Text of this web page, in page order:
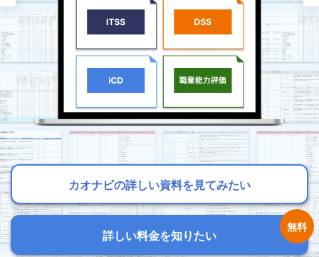
カオナビの詳しい資料を見てみたい
詳しい料金を知りたい
カオナビの詳しい資料を見てみたい
詳しい料金を知りたい
カオナビの詳しい資料を見てみたい
詳しい料金を知りたい